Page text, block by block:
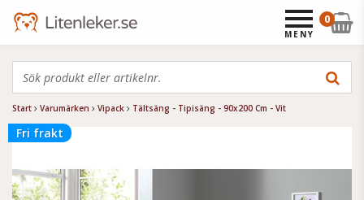
Start Varumärken Vipack Tältsäng - Tipisäng - 90x200 Cm - Vit
Fri frakt
0
MENY